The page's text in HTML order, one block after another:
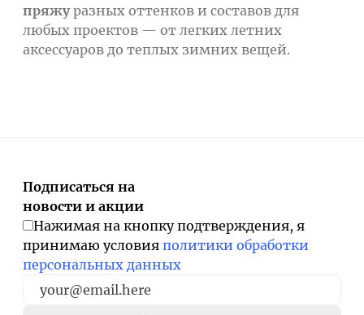
пряжуразных оттенков и составов для
любых проектов — от легких летних
аксессуаров до теплых зимних вещей.
Подписаться на
новости и акции
Нажимая на кнопку подтверждения, я
принимаю условия политики обработки
персональных данных